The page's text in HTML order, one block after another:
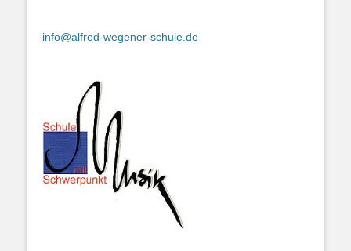
info@alfred-wegener-schule.de